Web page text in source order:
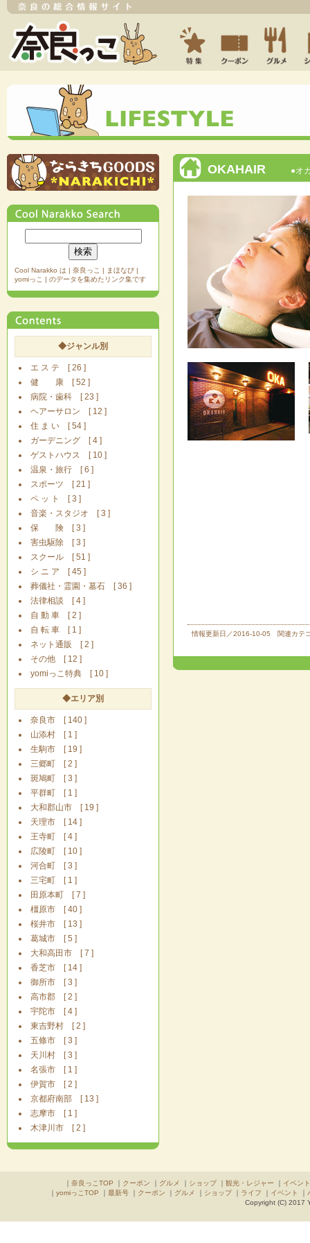
Cool Narakko は | 奈良っこ | まほなび |
yomiっこ | のデータを集めたリンク集です
◆ジャンル別
エ ス テ [ 26 ]
健 康 [ 52 ]
病院・歯科 [ 23 ]
ヘアーサロン [ 12 ]
住 ま い [ 54 ]
ガーデニング [ 4 ]
ゲストハウス [ 10 ]
温泉・旅行 [ 6 ]
スポーツ [ 21 ]
ペ ッ ト [ 3 ]
音楽・スタジオ [ 3 ]
保 険 [ 3 ]
害虫駆除 [ 3 ]
スクール [ 51 ]
シ ニ ア [ 45 ]
葬儀社・霊園・墓石 [ 36 ]
法律相談 [ 4 ]
自 動 車 [ 2 ]
自 転 車 [ 1 ]
ネット通販 [ 2 ]
その他 [ 12 ]
yomiっこ特典 [ 10 ]
◆エリア別
奈良市 [ 140 ]
山添村 [ 1 ]
生駒市 [ 19 ]
三郷町 [ 2 ]
斑鳩町 [ 3 ]
平群町 [ 1 ]
大和郡山市 [ 19 ]
天理市 [ 14 ]
王寺町 [ 4 ]
広陵町 [ 10 ]
河合町 [ 3 ]
三宅町 [ 1 ]
田原本町 [ 7 ]
橿原市 [ 40 ]
桜井市 [ 13 ]
葛城市 [ 5 ]
大和高田市 [ 7 ]
香芝市 [ 14 ]
御所市 [ 3 ]
高市郡 [ 2 ]
宇陀市 [ 4 ]
東吉野村 [ 2 ]
五條市 [ 3 ]
天川村 [ 3 ]
名張市 [ 1 ]
伊賀市 [ 2 ]
京都府南部 [ 13 ]
志摩市 [ 1 ]
木津川市 [ 2 ]
OKAHAIR ●オ
情報更新日／2016-10-05 関連カテ
｜ 奈良っこTOP ｜ クーポン ｜ グルメ ｜ ショップ｜ 観光・レジャー ｜ イベント
｜ yomiっこTOP ｜ 最新号｜ クーポン ｜ グルメ ｜ ショップ｜ ライフ ｜ イベント ｜
Copyright (C) 2017